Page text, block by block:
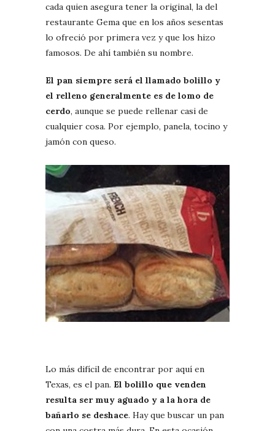
cada quien asegura tener la original, la del
restaurante Gema que en los años sesentas
lo ofreció por primera vez y que los hizo
famosos. De ahí también su nombre.
El pan siempre será el llamado bolillo y
el relleno generalmente es de lomo de
cerdo, aunque se puede rellenar casi de
cualquier cosa. Por ejemplo, panela, tocino y
jamón con queso.
Lo más difícil de encontrar por aquí en
Texas, es el pan. El bolillo que venden
resulta ser muy aguado y a la hora de
bañarlo se deshace. Hay que buscar un pan